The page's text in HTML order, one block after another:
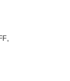
。